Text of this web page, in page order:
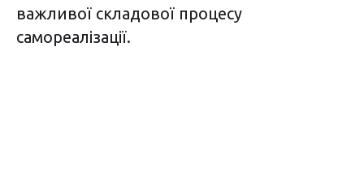
важливої складової процесу
самореалізації.